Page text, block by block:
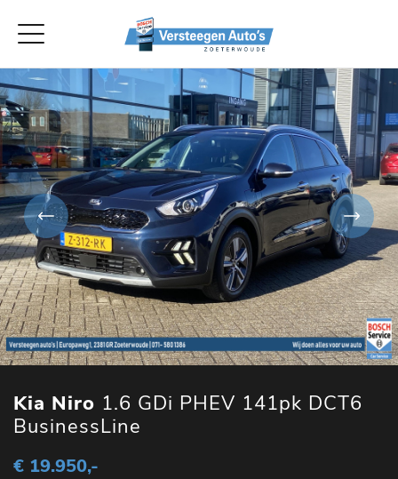
Kia Niro 1.6 GDi PHEV 141pk DCT6
BusinessLine
€ 19.950,-